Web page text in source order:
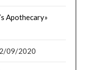
Apothecary»
09/2020